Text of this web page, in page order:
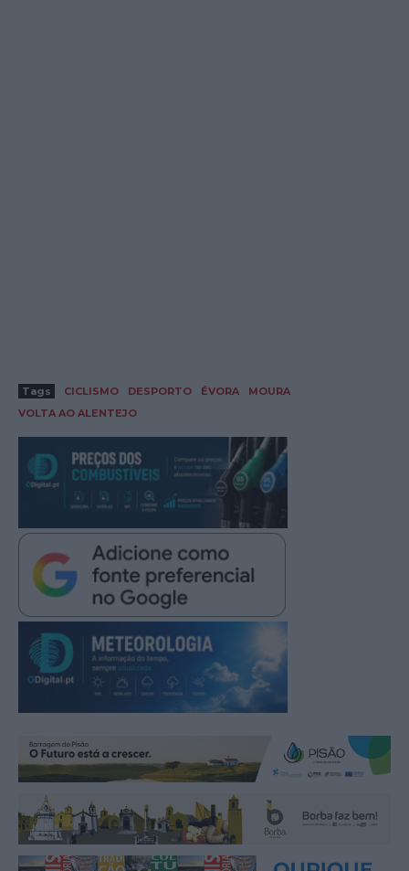
Tags CICLISMO DESPORTO ÉVORA
MOURA
VOLTA AO ALENTEJO